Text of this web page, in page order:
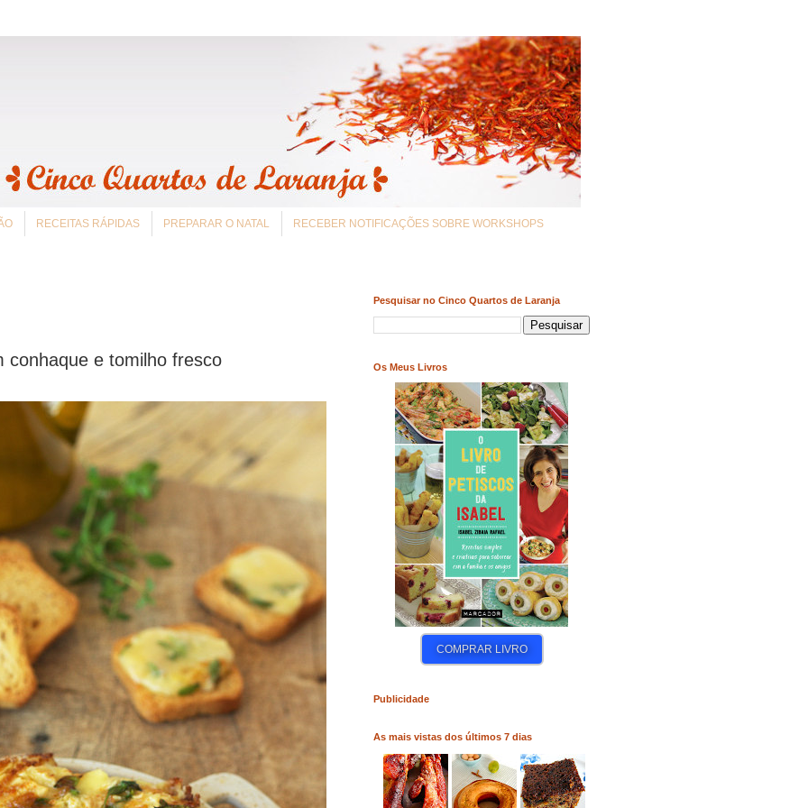
RECEITAS RÁPIDAS PREPARAR O NATAL RECEBER NOTIFICAÇÕES SOBRE WORKSHOPS
conhaque e tomilho fresco
Pesquisar no Cinco Quartos de Laranja
Os Meus Livros
COMPRAR LIVRO COMPRAR LIVRO COMPRAR LIVRO
Publicidade
As mais vistas dos últimos 7 dias